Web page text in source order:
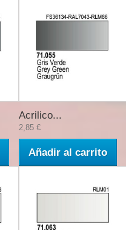
Acrilico...
2,85 €
Añadir al carrito